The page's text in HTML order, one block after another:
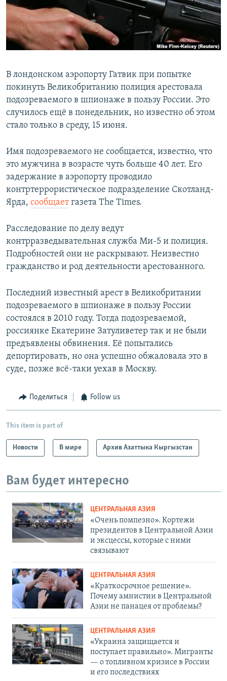
В лондонском аэропорту Гатвик при попытке
покинуть Великобританию полиция арестовала
подозреваемого в шпионаже в пользу России. Это
случилось ещё в понедельник, но известно об этом
стало только в среду, 15 июня.
Имя подозреваемого не сообщается, известно, что
это мужчина в возрасте чуть больше 40 лет. Его
задержание в аэропорту проводило
контртеррористическое подразделение Скотланд-
Ярда, сообщаетгазета The Times.
Расследование по делу ведут
контрразведывательная служба Ми-5 и полиция.
Подробностей они не раскрывают. Неизвестно
гражданство и род деятельности арестованного.
Последний известный арест в Великобритании
подозреваемого в шпионаже в пользу России
состоялся в 2010 году. Тогда подозреваемой,
россиянке Екатерине Затуливетер так и не были
предъявлены обвинения. Её попытались
депортировать, но она успешно обжаловала это в
суде, позже всё-таки уехав в Москву.
Поделиться Follow us
This item is part of
Новости В мире Архив Азаттыка Кыргызстан
Вам будет интересно
ЦЕНТРАЛЬНАЯ АЗИЯ
«Очень помпезно». Кортежи
президентов в Центральной Азии
и эксцессы, которые с ними
связывают
ЦЕНТРАЛЬНАЯ АЗИЯ
«Краткосрочное решение».
Почему амнистии в Центральной
Азии не панацея от проблемы?
ЦЕНТРАЛЬНАЯ АЗИЯ
«Украина защищается и
поступает правильно». Мигранты
— о топливном кризисе в России
и его последствиях